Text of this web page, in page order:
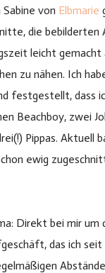
von Elbmarie
die bebilderten
leicht gemacht
zu nähen. Ich
festgestellt, dass
Beachboy, zwei
Pippas. Aktuell
ewig
Direkt bei mir um
das ich seit